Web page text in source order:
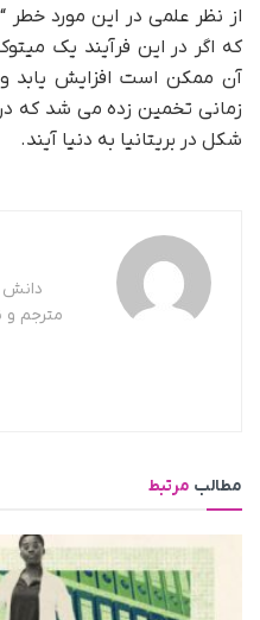
از نظر علمی در این مورد
که اگر در این فرآیند یک
آن ممکن است افزایش یابد
زمانی تخمین زده می شد که در
شکل در بریتانیا به دنیا آیند.
دانش
مترجم و
مطالب مرتبط